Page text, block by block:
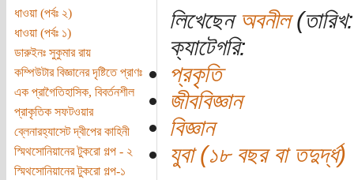
ধাওয়া (পর্বঃ ২)
ধাওয়া (পর্বঃ ১)
ডারুইনঃ সুকুমার রায়
কম্পিউটার বিজ্ঞানের দৃষ্টিতে প্রাণঃ
এক প্রাগৈতিহাসিক, বিবর্তনশীল
প্রাকৃতিক সফটওয়ার
ব্লেনারহ্যাসেট দ্বীপের কাহিনী
স্মিথসোনিয়ানের টুকরো গল্প - ২
স্মিথসোনিয়ানের টুকরো গল্প-১
লিখেছেন অবনীল
ক্যাটেগরি:
প্রকৃতি
জীববিজ্ঞান
বিজ্ঞান
যুবা (১৮ বছর বা তদুর্দ্ধ)